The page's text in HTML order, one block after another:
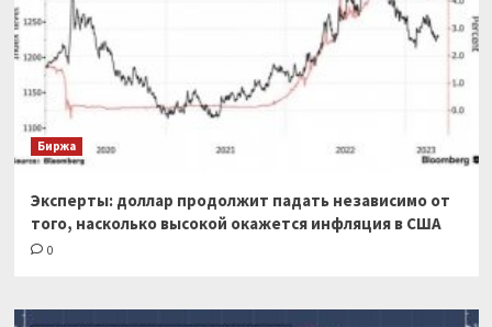
Биржа
Эксперты: доллар продолжит падать независимо от
того, насколько высокой окажется инфляция в США
0